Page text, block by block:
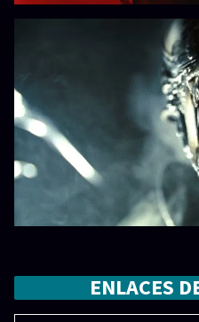
ENLACES